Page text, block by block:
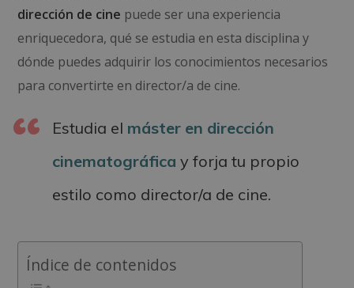
dirección de cine puede ser una experiencia
enriquecedora, qué se estudia en esta disciplina y
dónde puedes adquirir los conocimientos necesarios
para convertirte en director/a de cine.
Estudia el máster en dirección
cinematográfica y forja tu propio
estilo como director/a de cine.
Índice de contenidos